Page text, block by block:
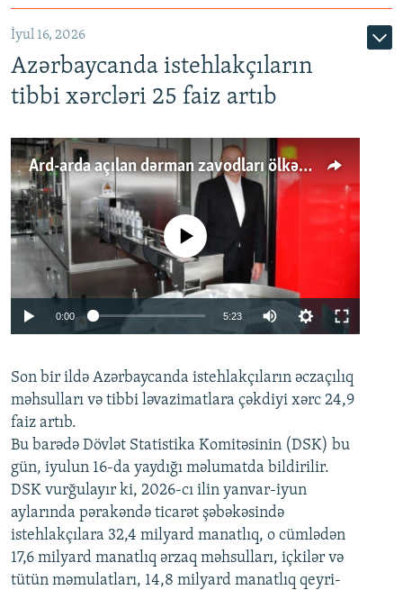
İyul 16, 2026
Azərbaycanda istehlakçıların
tibbi xərcləri 25 faiz artıb
Ard-arda açılan dərman zavodları ölkənin tələbatını ödəyirmi?
Auto 240p 360p 480p
720p 1080p
No media source currently available
0:00 5:23
360p
480p
720p
1080p
Son bir ildə Azərbaycanda istehlakçıların əczaçılıq
məhsulları və tibbi ləvazimatlara çəkdiyi xərc 24,9
faiz artıb.
Bu barədə Dövlət Statistika Komitəsinin (DSK) bu
gün, iyulun 16-da yaydığı məlumatda bildirilir.
DSK vurğulayır ki, 2026-cı ilin yanvar-iyun
aylarında pərakəndə ticarət şəbəkəsində
istehlakçılara 32,4 milyard manatlıq, o cümlədən
17,6 milyard manatlıq ərzaq məhsulları, içkilər və
tütün məmulatları, 14,8 milyard manatlıq qeyri-